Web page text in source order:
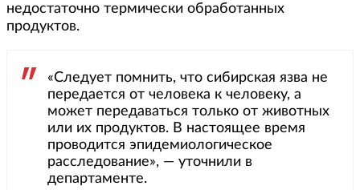
недостаточно термически обработанных
продуктов.
«Следует помнить, что сибирская язва не
передается от человека к человеку, а
может передаваться только от животных
или их продуктов. В настоящее время
проводится эпидемиологическое
расследование», — уточнили в
департаменте.